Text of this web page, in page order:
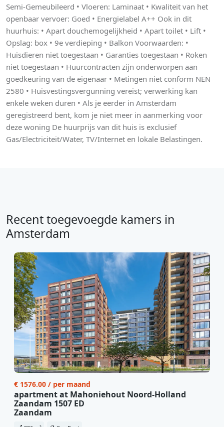
Semi-Gemeubileerd • Vloeren: Laminaat • Kwaliteit van het
openbaar vervoer: Goed • Energielabel A++ Ook in dit
huurhuis: • Apart douchemogelijkheid • Apart toilet • Lift •
Opslag: box • 9e verdieping • Balkon Voorwaarden: •
Huisdieren niet toegestaan • Garanties toegestaan • Roken
niet toegestaan • Huurcontracten zijn onderworpen aan
goedkeuring van de eigenaar • Metingen niet conform NEN
2580 • Huisvestingsvergunning vereist; verwerking kan
enkele weken duren • Als je eerder in Amsterdam
geregistreerd bent, kom je niet meer in aanmerking voor
deze woning De huurprijs van dit huis is exclusief
Gas/Electriciteit/Water, TV/Internet en lokale Belastingen.
Recent toegevoegde kamers in
Amsterdam
€ 1576.00 / per maand
apartment at Mahoniehout Noord-Holland
Zaandam 1507 ED
Zaandam